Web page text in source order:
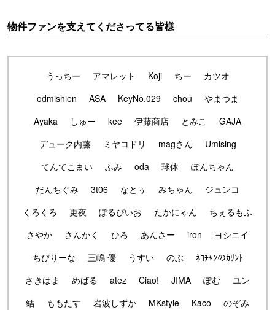
物件ファンを支えてくださってる皆様
うっちー アマレット Koji ちー
カツオ
odmishien
ASA KeyNo.029 chou
やまつま
Ayaka
しゅー kee 伊藤商店 とみこ
GAJA
デューク内藤
ミヤコドリ magさん
Umising
てんてこまい
ふみ oda 球体
ぽんちゃん
だんちぐみ
3t06 なとぅ みちゃん
ジュンコ
くろくろ
更夜 ぽるぴいお たかにゃん
ちぇるもふ
さやか
さんかく ひろ あんさー iron
ヨシニイ
ちびりーな
三嶋 優 うすい のぶ
ﾈｺﾁｬﾝのｶﾘﾝﾄ
さきはま
めばる atez Ciao! JIMA ぽむ
ユン
結
ももたす 岩波しずか MKstyle Kaco
のぞみ